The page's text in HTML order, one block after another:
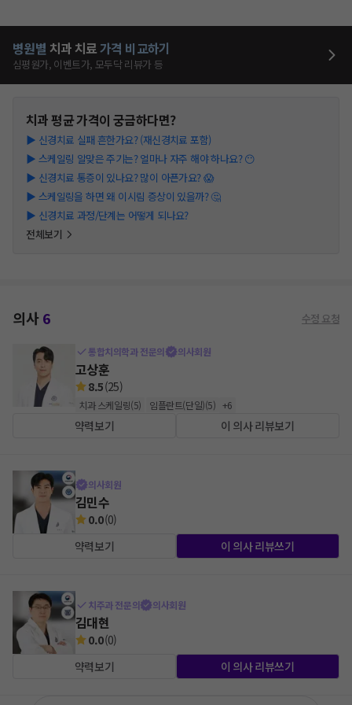
병원별 치과 치료가격 비교하기
심평원가, 이벤트가, 모두닥 리뷰가 등
치과평균 가격이 궁금하다면?
▶ 신경치료 실패 흔한가요? (재신경치료 포함)
▶ 스케일링 알맞은 주기는? 얼마나 자주 해야 하나요? 😶
▶ 신경치료 통증이 있나요? 많이 아픈가요? 😱
▶ 스케일링을 하면 왜 이시림 증상이 있을까? 🤔
▶ 신경치료 과정/단계는 어떻게 되나요?
전체보기
의사6 수정 요청
통합치의학과 전문의 의사회원
고상훈
8.5(25)
치과 스케일링(5) 임플란트(단일)(5) +6
약력보기 이 의사 리뷰보기
의사회원
김민수
0.0(0)
약력보기
이 의사 리뷰쓰기
치주과 전문의 의사회원
김대현
0.0(0)
약력보기
이 의사 리뷰쓰기